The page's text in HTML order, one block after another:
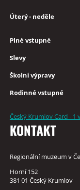
Úterý - neděle
Plné vstupné
Slevy
Školní výpravy
Rodinné vstupné
Český Krumlov Card -
KONTAKT
Regionální muzeum v
Horní 152
381 01 Český Krumlov